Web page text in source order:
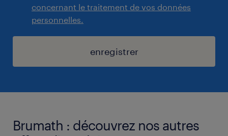
concernant le traitement de vos données
personnelles.
enregistrer
Brumath : découvrez nos autres